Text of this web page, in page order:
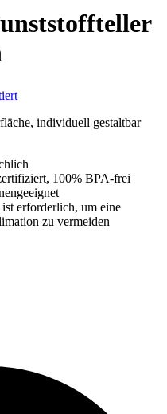
individuell gestaltbar
100% BPA-frei
erforderlich, um eine
zu vermeiden